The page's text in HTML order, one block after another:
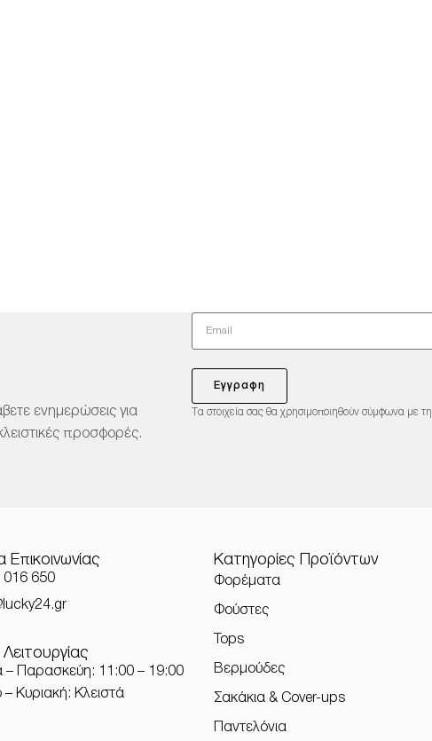
ενημερώσεις για
προσφορές.
Εγγραφη
Τα στοιχεία σας θα χρησιμοποιηθούν σύμφωνα με
Επικοινωνίας
016 650
– Παρασκεύη: 11:00 – 19:00
– Κυριακή: Κλειστά
Κατηγορίες Προϊόντων
Φορέματα
Φούστες
Tops
Βερμούδες
Σακάκια & Cover-ups
Παντελόνια